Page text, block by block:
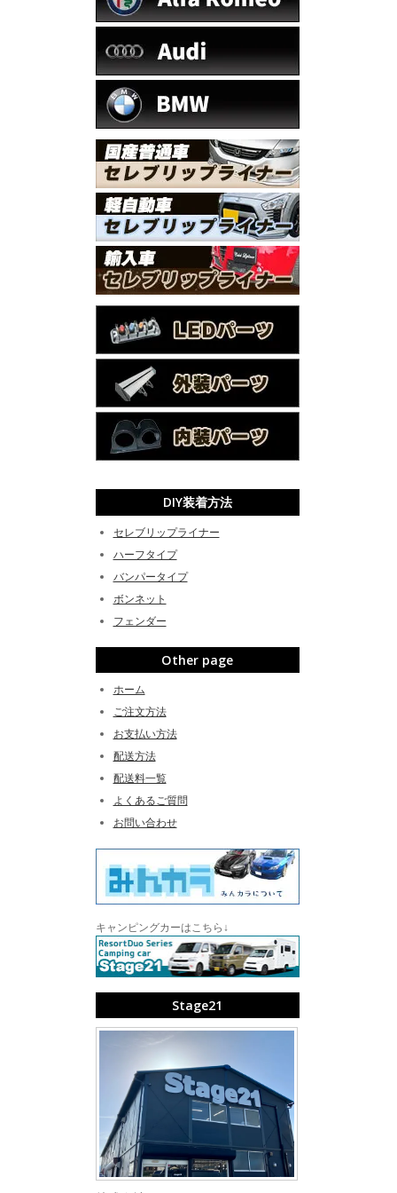
DIY装着方法
セレブリップライナー
ハーフタイプ
バンパータイプ
ボンネット
フェンダー
Other page
ホーム
ご注文方法
お支払い方法
配送方法
配送料一覧
よくあるご質問
お問い合わせ
キャンピングカーはこちら↓
Stage21